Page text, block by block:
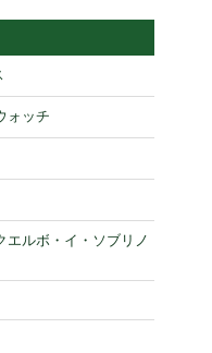
ォッチ
ルボ・イ・ソブリノ